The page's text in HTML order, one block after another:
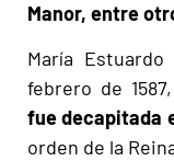
Manor, entre
María
febrero de
fue decapitada
orden de la